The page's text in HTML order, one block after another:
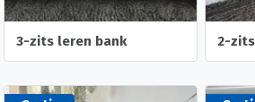
3-zits leren bank